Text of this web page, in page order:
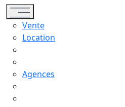
Toggle navigation
Vente
Location
Agences